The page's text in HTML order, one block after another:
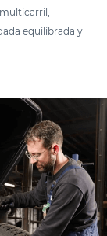
equilibrada y